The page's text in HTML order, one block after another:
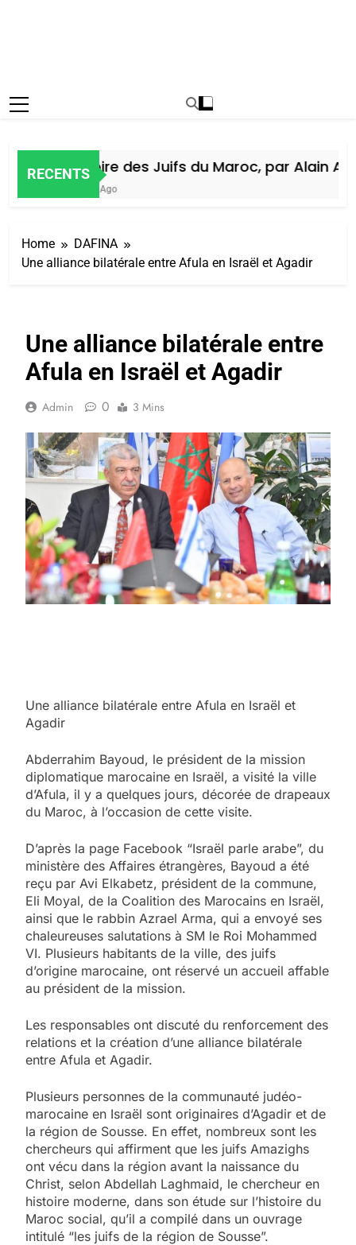
RECENTS
Histoire des Juifs du Maroc, par Alain
5 Jours Ago
Home
DAFINA
Une alliance bilatérale entre Afula en Israël et Agadir
Une alliance bilatérale entre
Afula en Israël et Agadir
Admin 0 3 Mins
Une alliance bilatérale entre Afula en Israël et
Agadir
Abderrahim Bayoud, le président de la mission
diplomatique marocaine en Israël, a visité la ville
d’Afula, il y a quelques jours, décorée de drapeaux
du Maroc, à l’occasion de cette visite.
D’après la page Facebook “Israël parle arabe”, du
ministère des Affaires étrangères, Bayoud a été
reçu par Avi Elkabetz, président de la commune,
Eli Moyal, de la Coalition des Marocains en Israël,
ainsi que le rabbin Azrael Arma, qui a envoyé ses
chaleureuses salutations à SM le Roi Mohammed
VI. Plusieurs habitants de la ville, des juifs
d’origine marocaine, ont réservé un accueil affable
au président de la mission.
Les responsables ont discuté du renforcement des
relations et la création d’une alliance bilatérale
entre Afula et Agadir.
Plusieurs personnes de la communauté judéo-
marocaine en Israël sont originaires d’Agadir et de
la région de Sousse. En effet, nombreux sont les
chercheurs qui affirment que les juifs Amazighs
ont vécu dans la région avant la naissance du
Christ, selon Abdellah Laghmaid, le chercheur en
histoire moderne, dans son étude sur l’histoire du
Maroc social, qu’il a compilé dans un ouvrage
intitulé “les juifs de la région de Sousse”.